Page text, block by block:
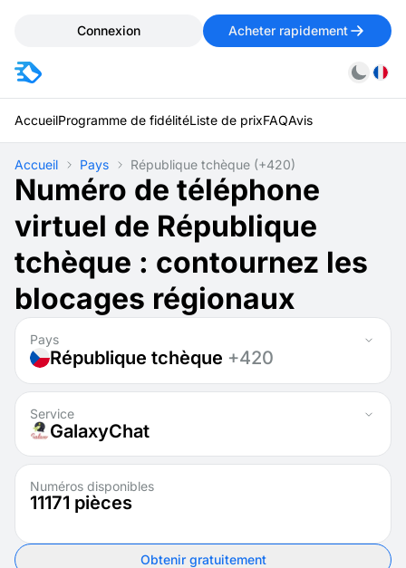
Connexion Acheter rapidement
AccueilProgramme de fidélitéListe de prixFAQAvis
Accueil Pays République tchèque (+420)
Numéro de téléphone
virtuel de République
tchèque : contournez les
blocages régionaux
Pays
République tchèque +420
Service
GalaxyChat
Numéros disponibles
11171 pièces
Obtenir gratuitement